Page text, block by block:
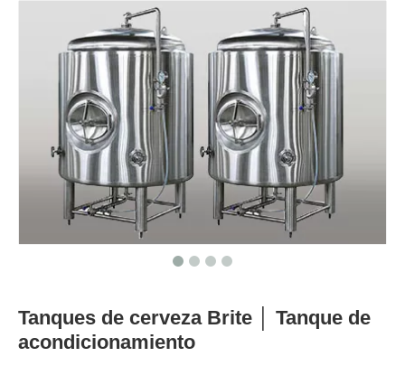
Tanques de cerveza Brite │ Tanque de
acondicionamiento